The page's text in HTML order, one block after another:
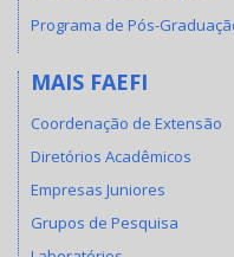
Programa de Pós-
MAIS FAEFI
Coordenação de Extensão
Diretórios Acadêmicos
Empresas Juniores
Grupos de Pesquisa